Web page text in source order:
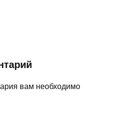
вам необходимо